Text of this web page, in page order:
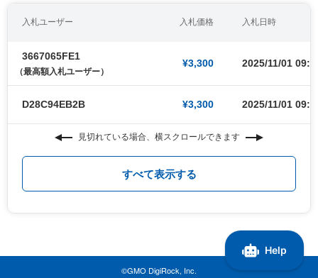
入札ユーザー 入札価格 入札日時
3667065FE1
（最高額入札ユーザー）
¥3,300 2025/11/01
D28C94EB2B ¥3,300 2025/11/01
見切れている場合、横スクロールできます
すべて表示する
©GMO DigiRock, Inc.